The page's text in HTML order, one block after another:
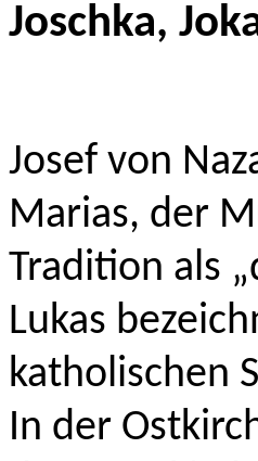
Joschka,
Josef von
Marias, der
Tradition als
Lukas
katholischen
In der